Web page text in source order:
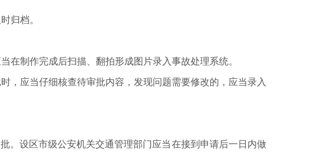
归档。
制作完成后扫描、翻拍形成图片录入事故处理系统。
，应当仔细核查待审批内容，发现问题需要修改的，应当录入
。设区市级公安机关交通管理部门应当在接到申请后一日内做